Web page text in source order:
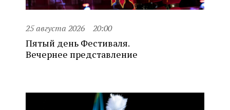
25 августа 2026 20:00
Пятый день Фестиваля.
Вечернее представление